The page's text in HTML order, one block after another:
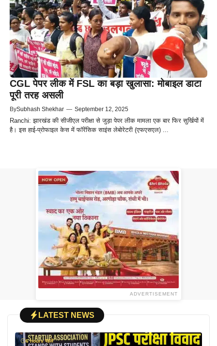
CGL पेपर लीक में FSL का बड़ा खुलासा: मोबाइल डाटा
पूरी तरह असली
BySubhash Shekhar — September 12, 2025
Ranchi: झारखंड की सीजीएल परीक्षा से जुड़ा पेपर लीक मामला एक बार फिर सुर्खियों में
है। इस हाई-प्रोफाइल केस में फॉरेंसिक साइंस लेबोरेटरी (एफएसएल) ...
ADVERTISEMENT
LATEST NEWS
6 hours पहले